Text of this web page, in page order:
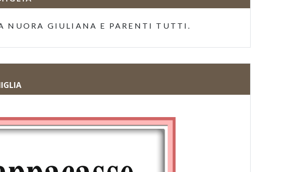
NUORA GIULIANA E PARENTI TUTTI.